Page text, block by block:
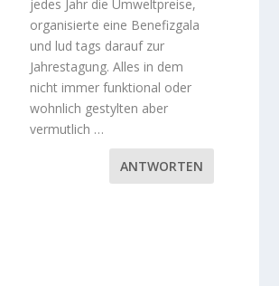
jedes Jahr die Umweltpreise,
organisierte eine Benefizgala
und lud tags darauf zur
Jahrestagung. Alles in dem
nicht immer funktional oder
wohnlich gestylten aber
vermutlich …
ANTWORTEN